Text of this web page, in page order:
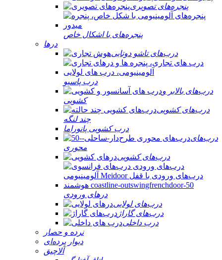
پنجره‌های تصویری
پنجره‌های با اشکال خاص
درها
درب‌های تاشو دوتایی
درب پاسیو
درب‌های بالابر و
کشویی
درب‌های کشویی
چند لنگه
درب کشویی پانوراما
درب‌های
محوری
درب‌های کشویی
درهای ورودی
درب‌های لولایی
درب‌های گاراژ
درب داخلی
نرده و حصار
دیوار پرده‌ای
آلاچیق